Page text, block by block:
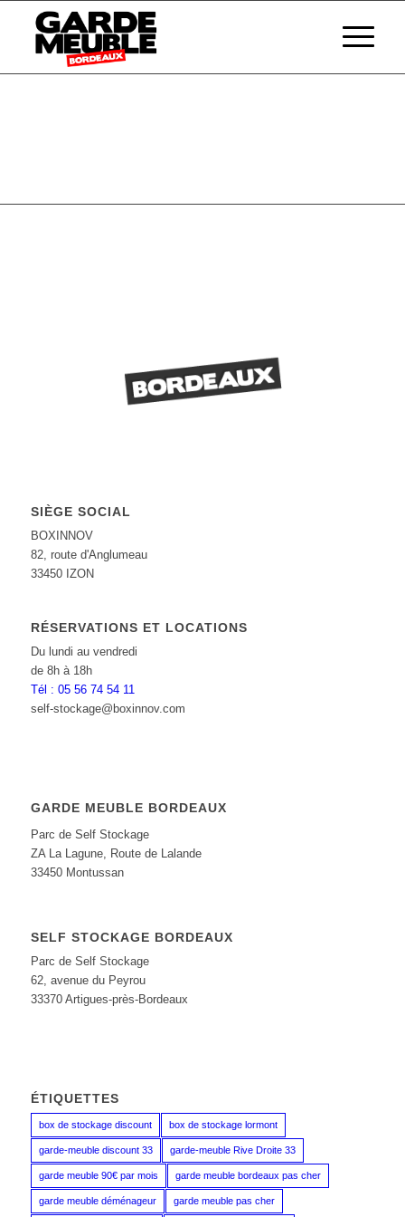
SIÈGE SOCIAL
BOXINNOV
82, route d'Anglumeau
33450 IZON
RÉSERVATIONS ET LOCATIONS
Du lundi au vendredi
de 8h à 18h
Tél : 05 56 74 54 11
self-stockage@boxinnov.com
GARDE MEUBLE BORDEAUX
Parc de Self Stockage
ZA La Lagune, Route de Lalande
33450 Montussan
SELF STOCKAGE BORDEAUX
Parc de Self Stockage
62, avenue du Peyrou
33370 Artigues-près-Bordeaux
ÉTIQUETTES
box de stockage discount box de stockage lormont
garde-meuble discount 33 garde-meuble Rive Droite 33
garde meuble 90€ par mois garde meuble bordeaux pas cher
garde meuble déménageur garde meuble pas cher